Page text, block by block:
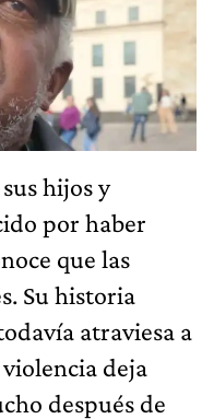
hijos y
por haber
que las
Su historia
atraviesa a
deja
después de